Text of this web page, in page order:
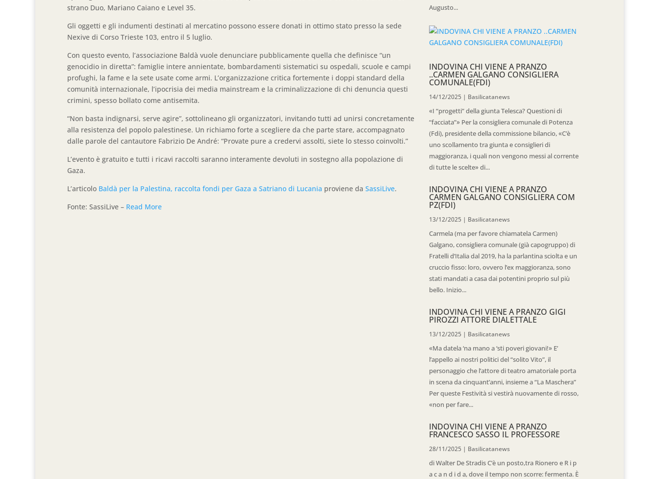
strano Duo, Mariano Caiano e Level 35.
Gli oggetti e gli indumenti destinati al mercatino possono essere donati in ottimo stato presso la sede
Nexive di Corso Trieste 103, entro il 5 luglio.
Con questo evento, l’associazione Baldà vuole denunciare pubblicamente quella che definisce “un
genocidio in diretta”: famiglie intere annientate, bombardamenti sistematici su ospedali, scuole e campi
profughi, la fame e la sete usate come armi. L’organizzazione critica fortemente i doppi standard della
comunità internazionale, l’ipocrisia dei media mainstream e la criminalizzazione di chi denuncia questi
crimini, spesso bollato come antisemita.
“Non basta indignarsi, serve agire”, sottolineano gli organizzatori, invitando tutti ad unirsi concretamente
alla resistenza del popolo palestinese. Un richiamo forte a scegliere da che parte stare, accompagnato
dalle parole del cantautore Fabrizio De André: “Provate pure a credervi assolti, siete lo stesso coinvolti.”
L’evento è gratuito e tutti i ricavi raccolti saranno interamente devoluti in sostegno alla popolazione di
Gaza.
L’articolo Baldà per la Palestina, raccolta fondi per Gaza a Satriano di Lucania proviene da SassiLive.
Fonte: SassiLive – Read More
Augusto...
INDOVINA CHI VIENE A PRANZO
..CARMEN GALGANO CONSIGLIERA
COMUNALE(FDI)
14/12/2025 | Basilicatanews
«I “progetti” della giunta Telesca? Questioni di
“facciata”» Per la consigliera comunale di Potenza
(Fdi), presidente della commissione bilancio, «C’è
uno scollamento tra giunta e consiglieri di
maggioranza, i quali non vengono messi al corrente
di tutte le scelte» di...
INDOVINA CHI VIENE A PRANZO
CARMEN GALGANO CONSIGLIERA COM
PZ(FDI)
13/12/2025 | Basilicatanews
Carmela (ma per favore chiamatela Carmen)
Galgano, consigliera comunale (già capogruppo) di
Fratelli d’Italia dal 2019, ha la parlantina sciolta e un
cruccio fisso: loro, ovvero l’ex maggioranza, sono
stati mandati a casa dai potentini proprio sul più
bello. Inizio...
INDOVINA CHI VIENE A PRANZO GIGI
PIROZZI ATTORE DIALETTALE
13/12/2025 | Basilicatanews
«Ma datela ‘na mano a ‘sti poveri giovani!» E’
l’appello ai nostri politici del “solito Vito”, il
personaggio che l’attore di teatro amatoriale porta
in scena da cinquant’anni, insieme a “La Maschera”
Per queste Festività si vestirà nuovamente di rosso,
«non per fare...
INDOVINA CHI VIENE A PRANZO
FRANCESCO SASSO IL PROFESSORE
28/11/2025 | Basilicatanews
di Walter De Stradis C’è un posto,tra Rionero e R i p
a c a n d i d a, dove il tempo non scorre: fermenta. È